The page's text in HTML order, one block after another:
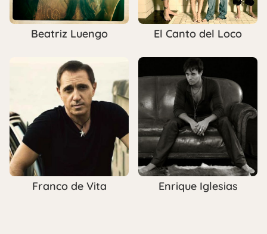
Beatriz Luengo El Canto del Loco
Franco de Vita Enrique Iglesias